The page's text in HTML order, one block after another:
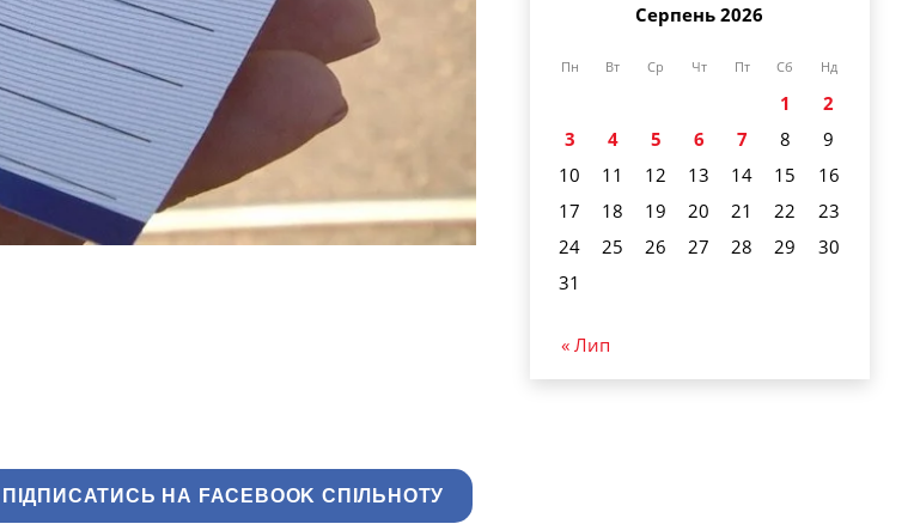
ПІДПИСАТИСЬ НА FACEBOOK СПІЛЬНОТУ
Серпень 2026
Пн Вт Ср Чт Пт Сб Нд
1
2
3
4 5 6 7 8
9
10
11 12 13 14 15
16
17
18 19 20 21 22
23
24
25 26 27 28 29
30
31
« Лип